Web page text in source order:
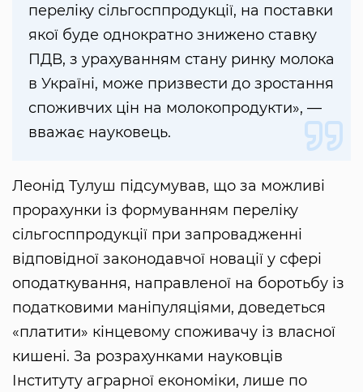
переліку сільгосппродукції, на поставки
якої буде однократно знижено ставку
ПДВ, з урахуванням стану ринку молока
в Україні, може призвести до зростання
споживчих цін на молокопродукти», —
вважає науковець.
Леонід Тулуш підсумував, що за можливі
прорахунки із формуванням переліку
сільгосппродукції при запровадженні
відповідної законодавчої новації у сфері
оподаткування, направленої на боротьбу із
податковими маніпуляціями, доведеться
«платити» кінцевому споживачу із власної
кишені. За розрахунками науковців
Інституту аграрної економіки, лише по